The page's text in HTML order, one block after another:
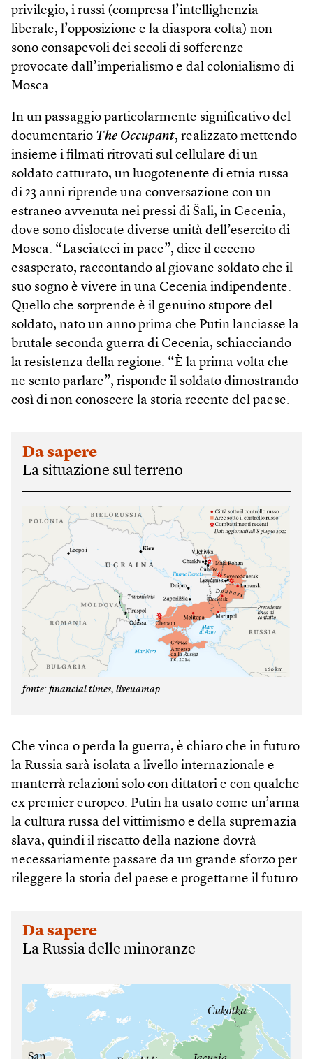
privilegio, i russi (compresa l’intellighenzia
liberale, l’opposizione e la diaspora colta) non
sono consapevoli dei secoli di sofferenze
provocate dall’imperialismo e dal colonialismo di
Mosca.
In un passaggio particolarmente significativo del
documentario The Occupant, realizzato mettendo
insieme i filmati ritrovati sul cellulare di un
soldato catturato, un luogotenente di etnia russa
di 23 anni riprende una conversazione con un
estraneo avvenuta nei pressi di Šali, in Cecenia,
dove sono dislocate diverse unità dell’esercito di
Mosca. “Lasciateci in pace”, dice il ceceno
esasperato, raccontando al giovane soldato che il
suo sogno è vivere in una Cecenia indipendente.
Quello che sorprende è il genuino stupore del
soldato, nato un anno prima che Putin lanciasse la
brutale seconda guerra di Cecenia, schiacciando
la resistenza della regione. “È la prima volta che
ne sento parlare”, risponde il soldato dimostrando
così di non conoscere la storia recente del paese.
Da sapere
La situazione sul terreno
fonte: financial times, liveuamap
Che vinca o perda la guerra, è chiaro che in futuro
la Russia sarà isolata a livello internazionale e
manterrà relazioni solo con dittatori e con qualche
ex premier europeo. Putin ha usato come un’arma
la cultura russa del vittimismo e della supremazia
slava, quindi il riscatto della nazione dovrà
necessariamente passare da un grande sforzo per
rileggere la storia del paese e progettarne il futuro.
Da sapere
La Russia delle minoranze